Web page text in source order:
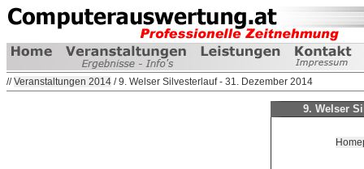
//Veranstaltungen 2014 / 9. Welser Silvesterlauf - 31. Dezember 2014
9. Welser